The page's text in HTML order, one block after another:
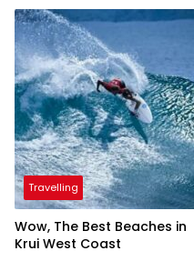
Travelling
Wow, The Best Beaches in
Krui West Coast